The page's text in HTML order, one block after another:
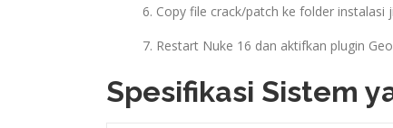
Copy file crack/patch ke folder instalasi
Restart Nuke 16 dan aktifkan plugin
Spesifikasi Sistem